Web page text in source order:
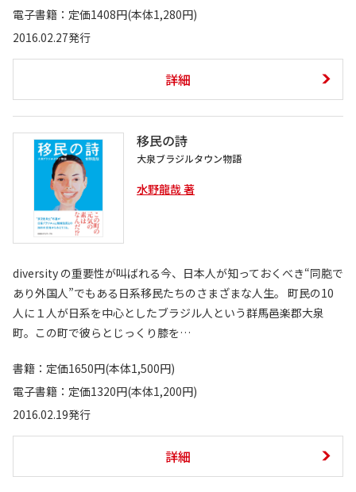
電子書籍：定価1408円(本体1,280円)
2016.02.27発行
詳細
移民の詩
大泉ブラジルタウン物語
水野龍哉 著
diversity の重要性が叫ばれる今、日本人が知っておくべき“同胞で
あり外国人”でもある日系移民たちのさまざまな人生。 町民の10
人に１人が日系を中心としたブラジル人という群馬邑楽郡大泉
町。この町で彼らとじっくり膝を…
書籍：定価1650円(本体1,500円)
電子書籍：定価1320円(本体1,200円)
2016.02.19発行
詳細